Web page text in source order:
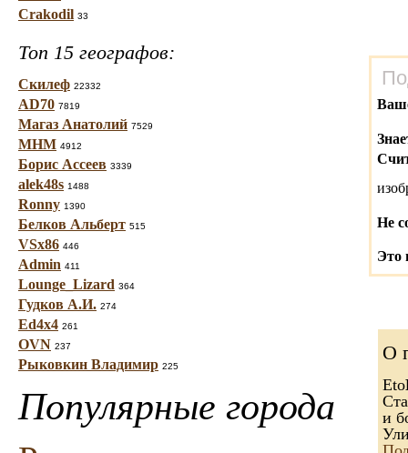
Crakodil 33
Топ 15 географов:
Скилеф 22332
AD70 7819
Магаз Анатолий 7529
МНМ 4912
Борис Ассеев 3339
alek48s 1488
Ronny 1390
Белков Альберт 515
VSx86 446
Admin 411
Lounge_Lizard 364
Гудков А.И. 274
Ed4x4 261
OVN 237
Рыковкин Владимир 225
Популярные города
Не
Это
О
Eto
и